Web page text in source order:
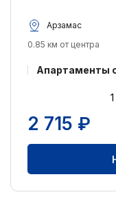
Арзамас
0.85 км от центра
Апартаменты
2 715 ₽